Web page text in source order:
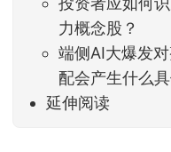
力概念股？
端侧AI大爆发
配会产生什么
延伸阅读